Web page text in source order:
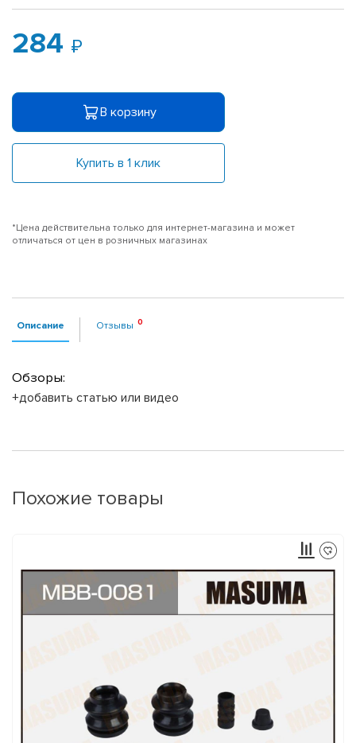
284
В корзину
Купить в 1 клик
*Цена действительна только для интернет-магазина и может
отличаться от цен в розничных магазинах
Описание Отзывы
Обзоры:
+добавить статью или видео
Похожие товары